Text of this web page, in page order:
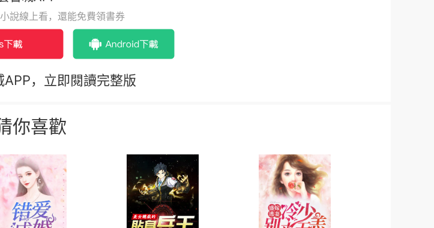
說線上看，還能免費領書券
APP，立即閱讀完整版
你喜歡